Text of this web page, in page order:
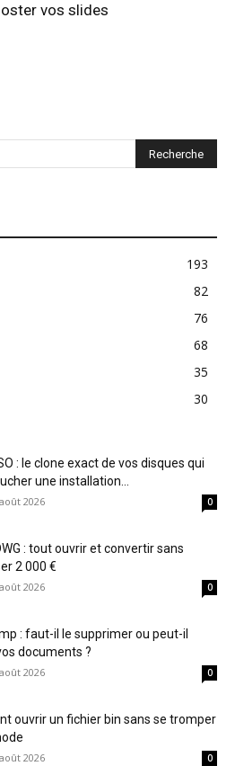
vos slides
193
82
76
68
35
30
: le clone exact de vos disques qui
une installation...
2026 0
: tout ouvrir et convertir sans
2 000 €
2026 0
: faut-il le supprimer ou peut-il
documents ?
2026 0
ouvrir un fichier bin sans se tromper
2026 0